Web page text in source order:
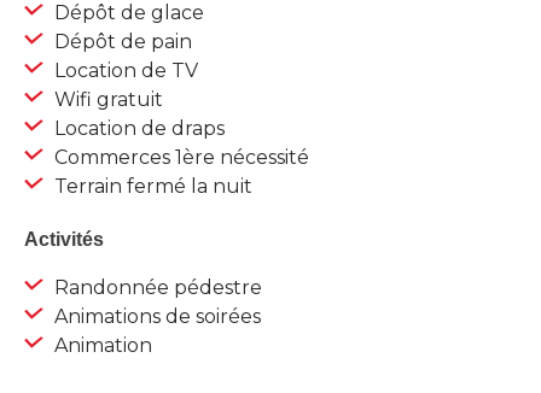
Dépôt de glace
Dépôt de pain
Location de TV
Wifi gratuit
Location de draps
Commerces 1ère nécessité
Terrain fermé la nuit
Activités
Randonnée pédestre
Animations de soirées
Animation